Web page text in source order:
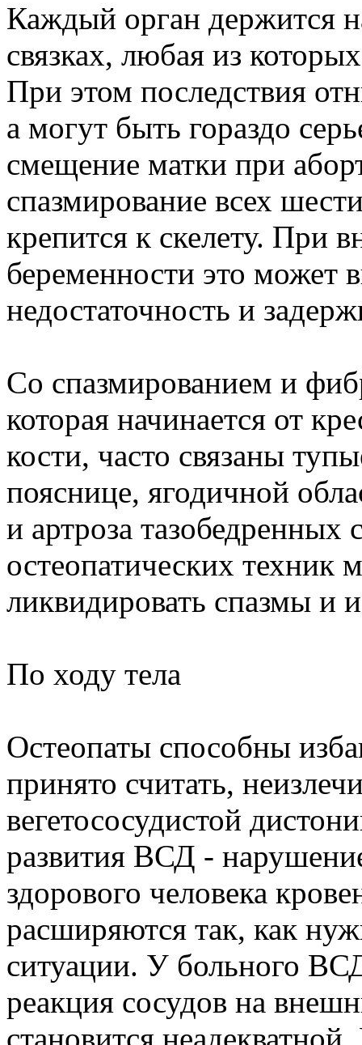
Каждый орган держится
связках, любая из
При этом последствия
а могут быть гораздо
смещение матки при
спазмирование всех
крепится к скелету. При
беременности это может
недостаточность и
Со спазмированием и
которая начинается от
кости, часто связаны
пояснице, ягодичной
и артроза
остеопатических техник
ликвидировать спазмы и
По ходу тела
Остеопаты способны
принято считать,
вегетососудистой
развития ВСД -
здорового человека
расширяются так, как
ситуации. У больного
реакция сосудов на